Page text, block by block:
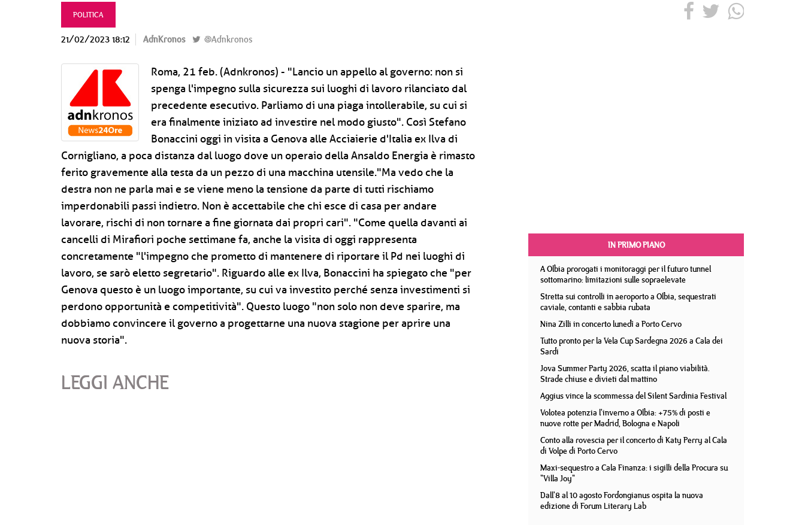
POLITICA
21/02/2023 18:12 AdnKronos @Adnkronos
Roma, 21 feb. (Adnkronos) - "Lancio un appello al governo: non si
spenga l'impegno sulla sicurezza sui luoghi di lavoro rilanciato dal
precedente esecutivo. Parliamo di una piaga intollerabile, su cui si
era finalmente iniziato ad investire nel modo giusto". Così Stefano
Bonaccini oggi in visita a Genova alle Acciaierie d'Italia ex Ilva di
Cornigliano, a poca distanza dal luogo dove un operaio della Ansaldo Energia è rimasto
ferito gravemente alla testa da un pezzo di una macchina utensile."Ma vedo che la
destra non ne parla mai e se viene meno la tensione da parte di tutti rischiamo
imperdonabili passi indietro. Non è accettabile che chi esce di casa per andare
lavorare, rischi di non tornare a fine giornata dai propri cari". "Come quella davanti ai
cancelli di Mirafiori poche settimane fa, anche la visita di oggi rappresenta
concretamente "l'impegno che prometto di mantenere di riportare il Pd nei luoghi di
lavoro, se sarò eletto segretario". Riguardo alle ex Ilva, Bonaccini ha spiegato che "per
Genova questo è un luogo importante, su cui va investito perché senza investimenti si
perdono opportunità e competitività". Questo luogo "non solo non deve sparire, ma
dobbiamo convincere il governo a progettarne una nuova stagione per aprire una
nuova storia".
LEGGI ANCHE
IN PRIMO PIANO
A Olbia prorogati i monitoraggi per il futuro tunnel
sottomarino: limitazioni sulle sopraelevate
Stretta sui controlli in aeroporto a Olbia, sequestrati
caviale, contanti e sabbia rubata
Nina Zilli in concerto lunedì a Porto Cervo
Tutto pronto per la Vela Cup Sardegna 2026 a Cala dei
Sardi
Jova Summer Party 2026, scatta il piano viabilità.
Strade chiuse e divieti dal mattino
Aggius vince la scommessa del Silent Sardinia Festival
Volotea potenzia l'inverno a Olbia: +75% di posti e
nuove rotte per Madrid, Bologna e Napoli
Conto alla rovescia per il concerto di Katy Perry al Cala
di Volpe di Porto Cervo
Maxi-sequestro a Cala Finanza: i sigilli della Procura su
"Villa Joy"
Dall'8 al 10 agosto Fordongianus ospita la nuova
edizione di Forum Literary Lab